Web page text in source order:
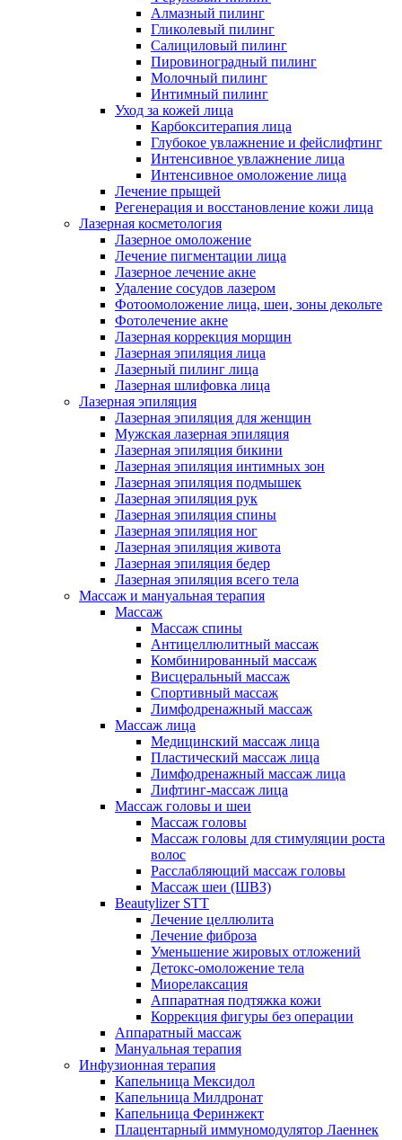
Алмазный пилинг
Гликолевый пилинг
Салициловый пилинг
Пировиноградный пилинг
Молочный пилинг
Интимный пилинг
Уход за кожей лица
Карбокситерапия лица
Глубокое увлажнение и фейслифтинг
Интенсивное увлажнение лица
Интенсивное омоложение лица
Лечение прыщей
Регенерация и восстановление кожи лица
Лазерная косметология
Лазерное омоложение
Лечение пигментации лица
Лазерное лечение акне
Удаление сосудов лазером
Фотоомоложение лица, шеи, зоны декольте
Фотолечение акне
Лазерная коррекция морщин
Лазерная эпиляция лица
Лазерный пилинг лица
Лазерная шлифовка лица
Лазерная эпиляция
Лазерная эпиляция для женщин
Мужская лазерная эпиляция
Лазерная эпиляция бикини
Лазерная эпиляция интимных зон
Лазерная эпиляция подмышек
Лазерная эпиляция рук
Лазерная эпиляция спины
Лазерная эпиляция ног
Лазерная эпиляция живота
Лазерная эпиляция бедер
Лазерная эпиляция всего тела
Массаж и мануальная терапия
Массаж
Массаж спины
Антицеллюлитный массаж
Комбинированный массаж
Висцеральный массаж
Спортивный массаж
Лимфодренажный массаж
Массаж лица
Медицинский массаж лица
Пластический массаж лица
Лимфодренажный массаж лица
Лифтинг-массаж лица
Массаж головы и шеи
Массаж головы
Массаж головы для стимуляции роста
волос
Расслабляющий массаж головы
Массаж шеи (ШВЗ)
Beautylizer STT
Лечение целлюлита
Лечение фиброза
Уменьшение жировых отложений
Детокс-омоложение тела
Миорелаксация
Аппаратная подтяжка кожи
Коррекция фигуры без операции
Аппаратный массаж
Мануальная терапия
Инфузионная терапия
Капельница Мексидол
Капельница Милдронат
Капельница Феринжект
Плацентарный иммуномодулятор Лаеннек